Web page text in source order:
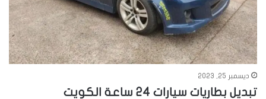
ديسمبر 25, 2023
تبديل بطاريات سيارات 24 ساعة الكويت